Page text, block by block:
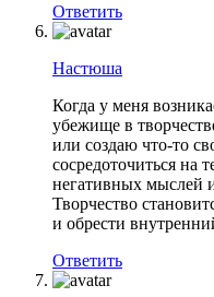
Ответить
Настюша
Когда у меня
убежище в
или создаю что-то
сосредоточиться на
негативных мыслей
Творчество
и обрести
Ответить